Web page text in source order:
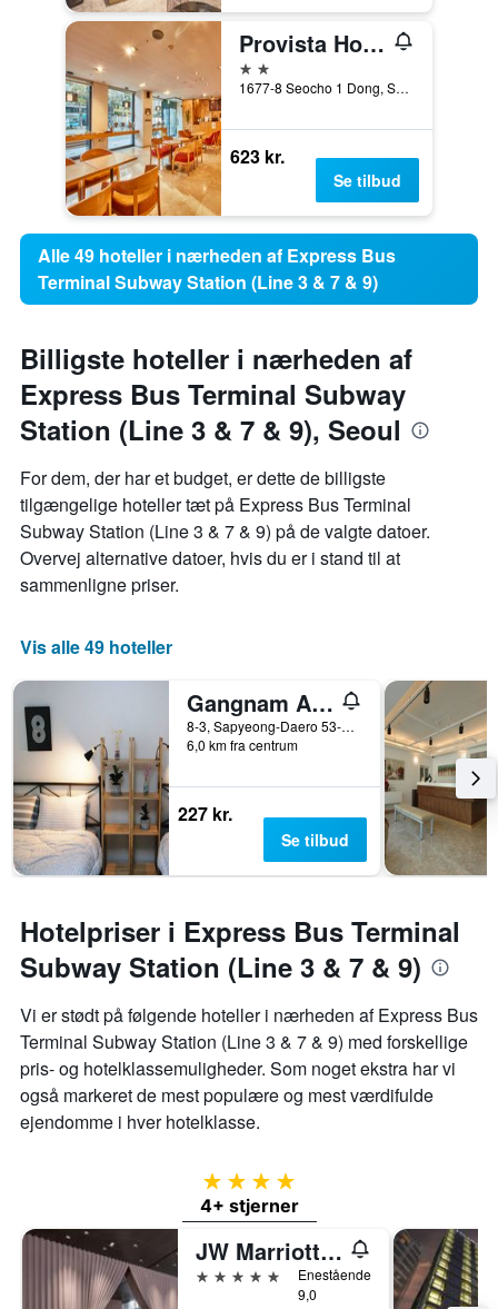
Provista Hotel Gangnam
2 stjerner
1677-8 Seocho 1 Dong, Seocho-g, Seoul, Sydkorea
623 kr.
Se tilbud
Alle 49 hoteller i nærheden af Express Bus
Terminal Subway Station (Line 3 & 7 & 9)
Billigste hoteller i nærheden af
Express Bus Terminal Subway
Station (Line 3 & 7 & 9), Seoul
For dem, der har et budget, er dette de billigste
tilgængelige hoteller tæt på Express Bus Terminal
Subway Station (Line 3 & 7 & 9) på de valgte datoer.
Overvej alternative datoer, hvis du er i stand til at
sammenligne priser.
Vis alle 49 hoteller
Gangnam An Guesthouse - Hostel
8-3, Sapyeong-Daero 53-Gil, Seoul, Sydkorea
6,0 km fra centrum
227 kr.
Se tilbud
Hotelpriser i Express Bus Terminal
Subway Station (Line 3 & 7 & 9)
Vi er stødt på følgende hoteller i nærheden af ​​Express Bus
Terminal Subway Station (Line 3 & 7 & 9) med forskellige
pris- og hotelklassemuligheder. Som noget ekstra har vi
også markeret de mest populære og mest værdifulde
ejendomme i hver hotelklasse.
4 stjerner
4+ stjerner
JW Marriott Hotel Seoul
5 stjerner
Enestående
9,0